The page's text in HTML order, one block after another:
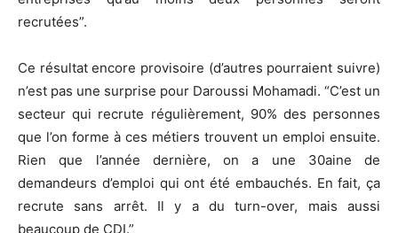
recrutées”.
Ce résultat encore provisoire (d’autres pourraient suivre)
n’est pas une surprise pour Daroussi Mohamadi. “C’est un
secteur qui recrute régulièrement, 90% des personnes
que l’on forme à ces métiers trouvent un emploi ensuite.
Rien que l’année dernière, on a une 30aine de
demandeurs d’emploi qui ont été embauchés. En fait, ça
recrute sans arrêt. Il y a du turn-over, mais aussi
beaucoup de CDI.”